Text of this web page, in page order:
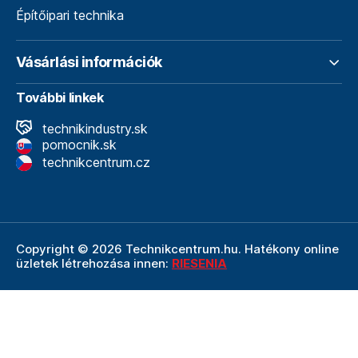
Építőipari technika
Vásárlási információk
További linkek
technikindustry.sk
pomocnik.sk
technikcentrum.cz
Copyright © 2026 Technikcentrum.hu. Hatékony online
üzletek létrehozása innen: RIESENIA